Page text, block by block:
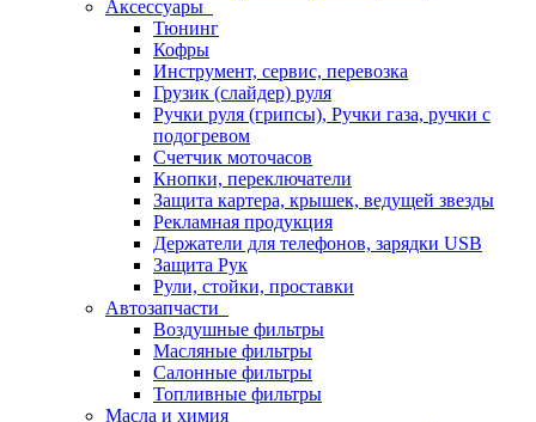
Аксессуары
Тюнинг
Кофры
Инструмент, сервис, перевозка
Грузик (слайдер) руля
Ручки руля (грипсы), Ручки газа, ручки с
подогревом
Счетчик моточасов
Кнопки, переключатели
Защита картера, крышек, ведущей звезды
Рекламная продукция
Держатели для телефонов, зарядки USB
Защита Рук
Рули, стойки, проставки
Автозапчасти
Воздушные фильтры
Масляные фильтры
Салонные фильтры
Топливные фильтры
Масла и химия